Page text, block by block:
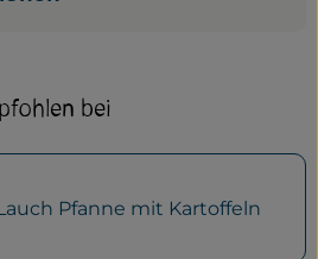
bei
Pfanne mit Kartoffeln